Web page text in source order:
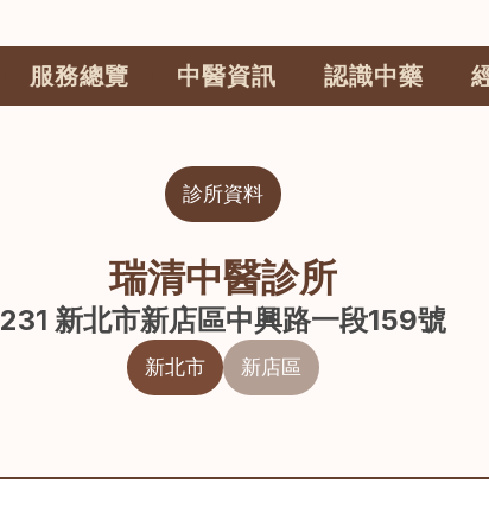
服務總覽 中醫資訊 認識中藥
診所資料
瑞清中醫診所
231 新北市新店區中興路一段159號
新北市 新店區